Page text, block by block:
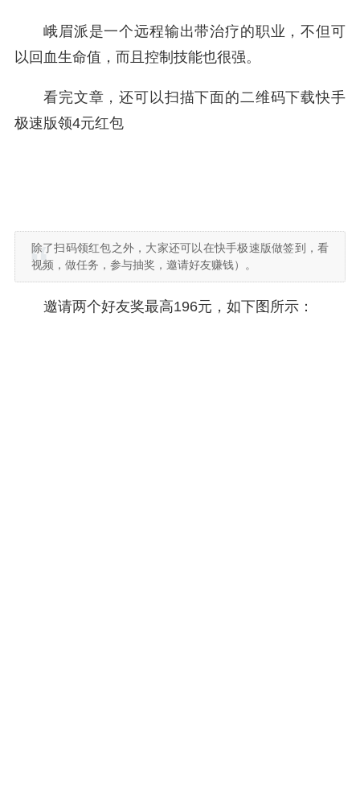
峨眉派是一个远程输出带治疗的职业，不但可
以回血生命值，而且控制技能也很强。
看完文章，还可以扫描下面的二维码下载快手
极速版领4元红包
除了扫码领红包之外，大家还可以在快手极速版做签到，看
视频，做任务，参与抽奖，邀请好友赚钱）。
邀请两个好友奖最高196元，如下图所示：